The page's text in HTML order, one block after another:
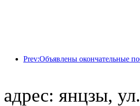
адрес: янцзы, ул.